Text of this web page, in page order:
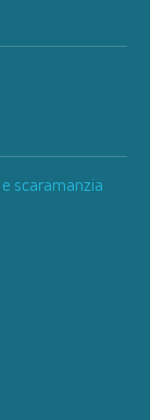
scaramanzia